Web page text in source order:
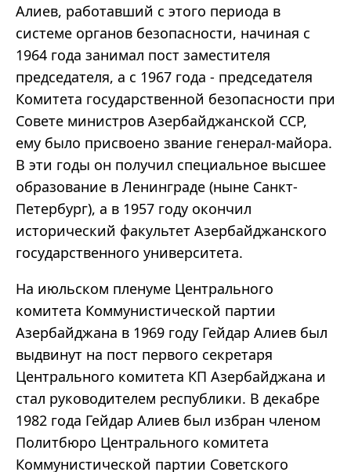
Алиев, работавший с этого периода в
системе органов безопасности, начиная с
1964 года занимал пост заместителя
председателя, а с 1967 года - председателя
Комитета государственной безопасности при
Совете министров Азербайджанской ССР,
ему было присвоено звание генерал-майора.
В эти годы он получил специальное высшее
образование в Ленинграде (ныне Санкт-
Петербург), а в 1957 году окончил
исторический факультет Азербайджанского
государственного университета.
На июльском пленуме Центрального
комитета Коммунистической партии
Азербайджана в 1969 году Гейдар Алиев был
выдвинут на пост первого секретаря
Центрального комитета КП Азербайджана и
стал руководителем республики. В декабре
1982 года Гейдар Алиев был избран членом
Политбюро Центрального комитета
Коммунистической партии Советского